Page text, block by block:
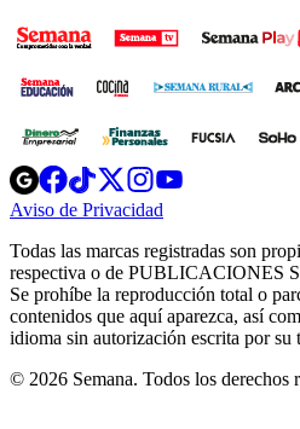
Opens
in
new
Opens
in
new
Opens
in
new
window
Opens
new
windowwindow
Aviso de Privacidad
new
window
Todas las marcas registradas son
respectiva o de PUBLICACIONES
Se prohíbe la reproducción total o
contenidos que aquí aparezca, así
idioma sin autorización escrita por su
© 2026 Semana. Todos los derechos